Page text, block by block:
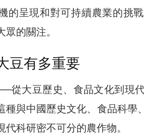
的呈現和對可持續農業的挑
的關注。
豆有多重要
從大豆歷史、食品文化到現
種與中國歷史文化、食品科學
代科研密不可分的農作物。